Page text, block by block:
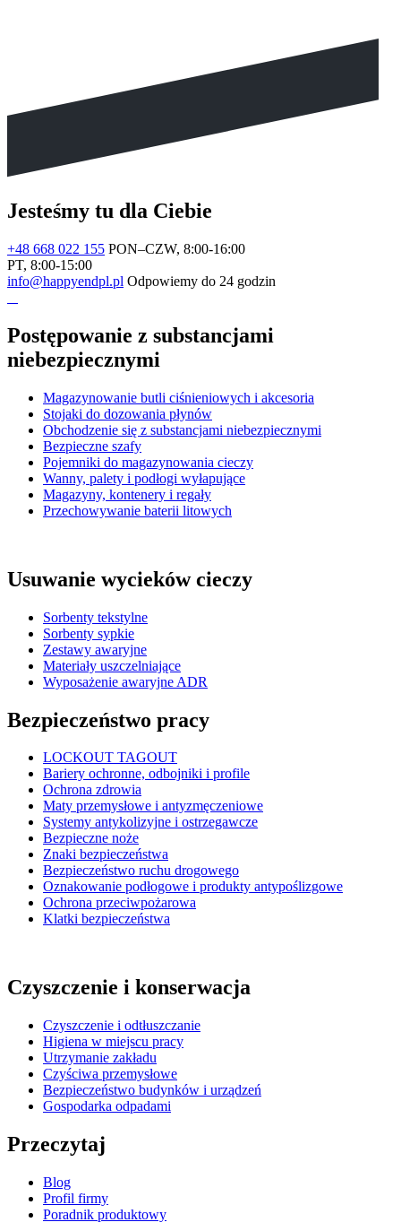
Jesteśmy tu dla Ciebie
+48 668 022 155 PON–CZW, 8:00-16:00
PT, 8:00-15:00
info@happyendpl.pl Odpowiemy do 24 godzin
Postępowanie z substancjami
niebezpiecznymi
Magazynowanie butli ciśnieniowych i akcesoria
Stojaki do dozowania płynów
Obchodzenie się z substancjami niebezpiecznymi
Bezpieczne szafy
Pojemniki do magazynowania cieczy
Wanny, palety i podłogi wyłapujące
Magazyny, kontenery i regały
Przechowywanie baterii litowych
Usuwanie wycieków cieczy
Sorbenty tekstylne
Sorbenty sypkie
Zestawy awaryjne
Materiały uszczelniające
Wyposażenie awaryjne ADR
Bezpieczeństwo pracy
LOCKOUT TAGOUT
Bariery ochronne, odbojniki i profile
Ochrona zdrowia
Maty przemysłowe i antyzmęczeniowe
Systemy antykolizyjne i ostrzegawcze
Bezpieczne noże
Znaki bezpieczeństwa
Bezpieczeństwo ruchu drogowego
Oznakowanie podłogowe i produkty antypoślizgowe
Ochrona przeciwpożarowa
Klatki bezpieczeństwa
Czyszczenie i konserwacja
Czyszczenie i odtłuszczanie
Higiena w miejscu pracy
Utrzymanie zakładu
Czyściwa przemysłowe
Bezpieczeństwo budynków i urządzeń
Gospodarka odpadami
Przeczytaj
Blog
Profil firmy
Poradnik produktowy